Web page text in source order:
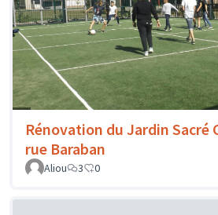
Rénovation du Jardin Sacré
rue Baraban
Aliou
3 0